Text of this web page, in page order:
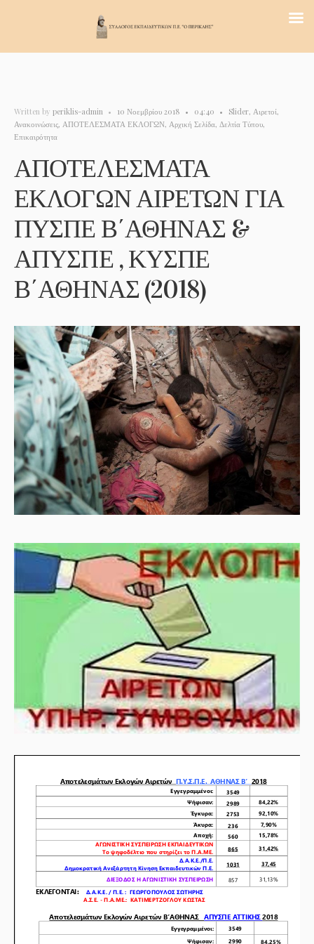
Written by periklis-admin • 10 Νοεμβρίου 2018 • 04:40 • Slider, Αιρετοί,
Ανακοινώσεις, ΑΠΟΤΕΛΕΣΜΑΤΑ ΕΚΛΟΓΩΝ, Αρχική Σελίδα, Δελτία Τύπου,
Επικαιρότητα
ΑΠΟΤΕΛΕΣΜΑΤΑ
ΕΚΛΟΓΩΝ ΑΙΡΕΤΩΝ ΓΙΑ
ΠΥΣΠΕ Β΄ΑΘΗΝΑΣ &
ΑΠΥΣΠΕ , ΚΥΣΠΕ
Β΄ΑΘΗΝΑΣ (2018)